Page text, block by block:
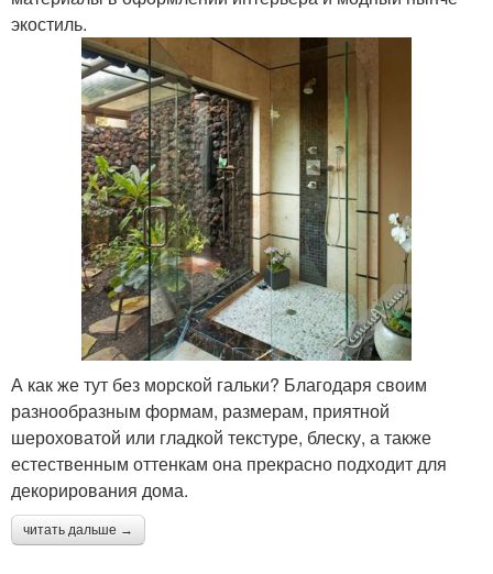
экостиль.
А как же тут без морской гальки? Благодаря своим
разнообразным формам, размерам, приятной
шероховатой или гладкой текстуре, блеску, а также
естественным оттенкам она прекрасно подходит для
декорирования дома.
читать дальше →